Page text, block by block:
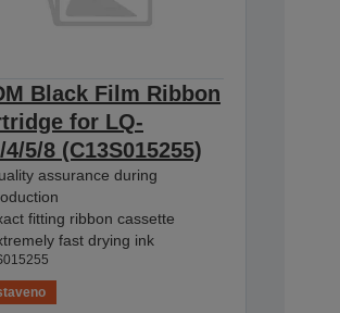
Black Film Ribbon
for LQ-
4/5/8 (C13S015255)
assurance during
fitting ribbon cassette
fast drying ink